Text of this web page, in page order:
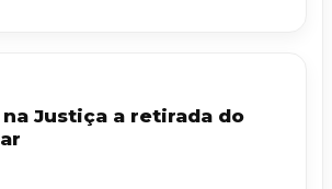
na Justiça a retirada do